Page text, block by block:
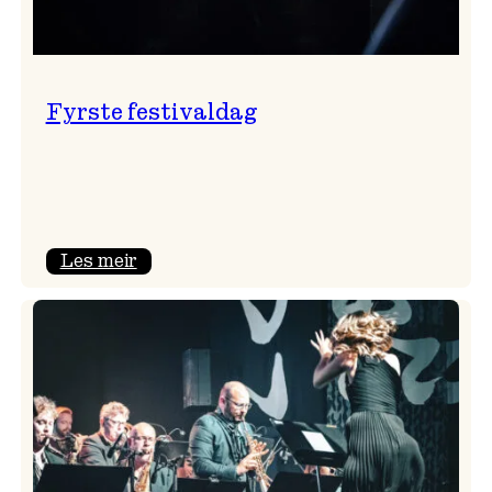
Fyrste festivaldag
Les meir: